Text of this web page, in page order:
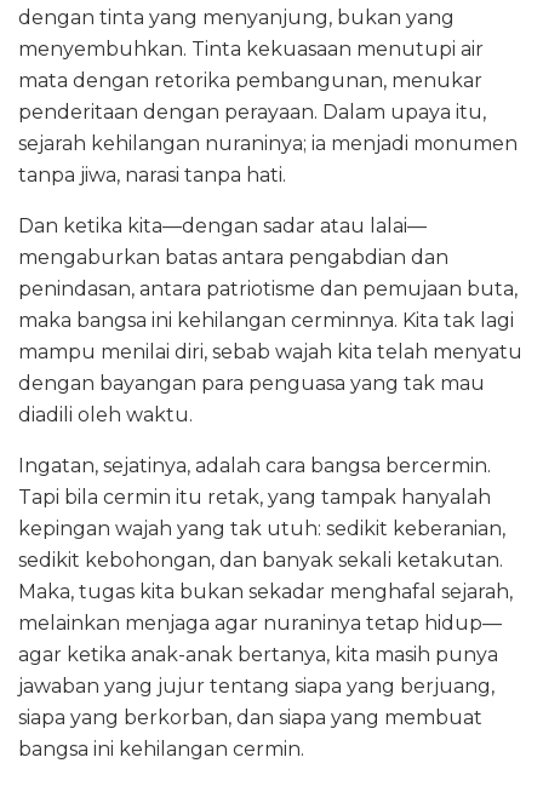
dengan tinta yang menyanjung, bukan yang
menyembuhkan. Tinta kekuasaan menutupi air
mata dengan retorika pembangunan, menukar
penderitaan dengan perayaan. Dalam upaya itu,
sejarah kehilangan nuraninya; ia menjadi monumen
tanpa jiwa, narasi tanpa hati.
Dan ketika kita—dengan sadar atau lalai—
mengaburkan batas antara pengabdian dan
penindasan, antara patriotisme dan pemujaan buta,
maka bangsa ini kehilangan cerminnya. Kita tak lagi
mampu menilai diri, sebab wajah kita telah menyatu
dengan bayangan para penguasa yang tak mau
diadili oleh waktu.
Ingatan, sejatinya, adalah cara bangsa bercermin.
Tapi bila cermin itu retak, yang tampak hanyalah
kepingan wajah yang tak utuh: sedikit keberanian,
sedikit kebohongan, dan banyak sekali ketakutan.
Maka, tugas kita bukan sekadar menghafal sejarah,
melainkan menjaga agar nuraninya tetap hidup—
agar ketika anak-anak bertanya, kita masih punya
jawaban yang jujur tentang siapa yang berjuang,
siapa yang berkorban, dan siapa yang membuat
bangsa ini kehilangan cermin.